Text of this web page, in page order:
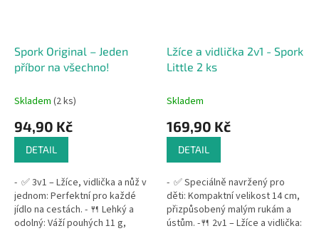
Spork Original – Jeden
příbor na všechno!
Skladem (2 ks)
94,90 Kč
DETAIL
- ✅ 3v1 – Lžíce, vidlička a nůž v
jednom: Perfektní pro každé
jídlo na cestách. - 🍴 Lehký a
odolný: Váží pouhých 11 g,
Lžíce a vidlička 2v1 - Spork
Little 2 ks
Skladem
169,90 Kč
DETAIL
- ✅ Speciálně navržený pro
děti: Kompaktní velikost 14 cm,
přizpůsobený malým rukám a
ústům. -🍴 2v1 – Lžíce a vidlička: